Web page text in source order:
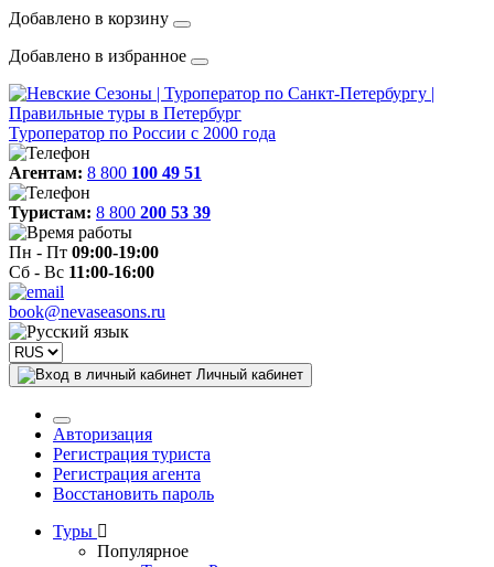
Добавлено в корзину
Добавлено в избранное
Туроператор по России с 2000 года
Агентам: 8 800 100 49 51
Туристам: 8 800 200 53 39
Пн - Пт 09:00-19:00
Сб - Вс 11:00-16:00
book@nevaseasons.ru
Личный кабинет
Авторизация
Регистрация туриста
Регистрация агента
Восстановить пароль
Туры
Популярное